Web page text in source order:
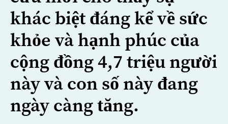
khác biệt đáng kể về sức
khỏe và hạnh phúc của
cộng đồng 4,7 triệu người
này và con số này đang
ngày càng tăng.